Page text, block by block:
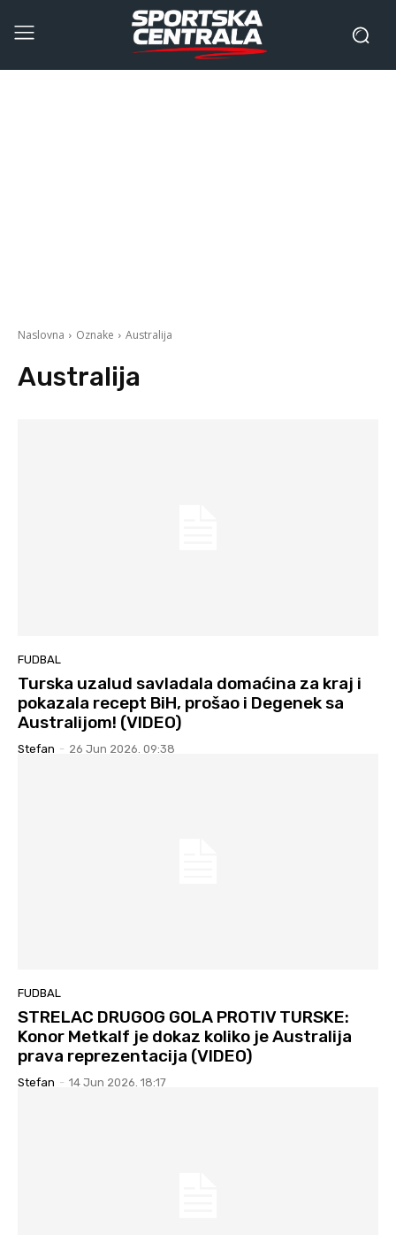
Naslovna Oznake Australija
Australija
FUDBAL
Turska uzalud savladala domaćina za kraj i
pokazala recept BiH, prošao i Degenek sa
Australijom! (VIDEO)
Stefan - 26 Jun 2026. 09:38
FUDBAL
STRELAC DRUGOG GOLA PROTIV TURSKE:
Konor Metkalf je dokaz koliko je Australija
prava reprezentacija (VIDEO)
Stefan - 14 Jun 2026. 18:17